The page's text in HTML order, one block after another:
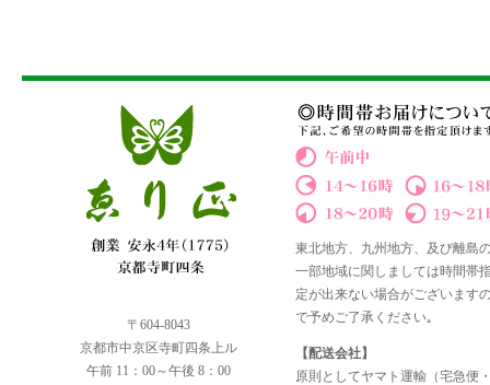
〒604-8043
京都市中京区寺町四条上ル
午前 11：00～午後 8：00
東北地方、九州地方、及び離島
一部地域に関しましては時間帯
定が出来ない場合がございます
で予めご了承ください｡
【配送会社】
原則としてヤマト運輸（宅急便